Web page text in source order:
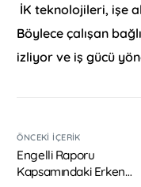
İK teknolojileri, işe
Böylece çalışan
izliyor ve iş gücü
ÖNCEKI İÇERIK
Engelli Raporu
Kapsamındaki Erken